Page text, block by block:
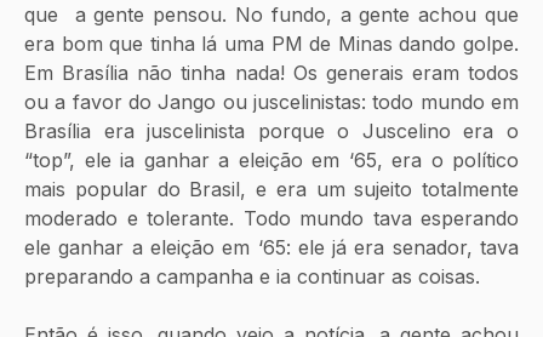
que  a gente pensou. No fundo, a gente achou que
era bom que tinha lá uma PM de Minas dando golpe.
Em Brasília não tinha nada! Os generais eram todos
ou a favor do Jango ou juscelinistas: todo mundo em
Brasília era juscelinista porque o Juscelino era o
“top”, ele ia ganhar a eleição em ‘65, era o político
mais popular do Brasil, e era um sujeito totalmente
moderado e tolerante. Todo mundo tava esperando
ele ganhar a eleição em ‘65: ele já era senador, tava
preparando a campanha e ia continuar as coisas.